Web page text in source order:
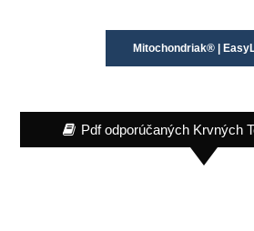
Mitochondriak® |
Pdf odporúčaných Krvných